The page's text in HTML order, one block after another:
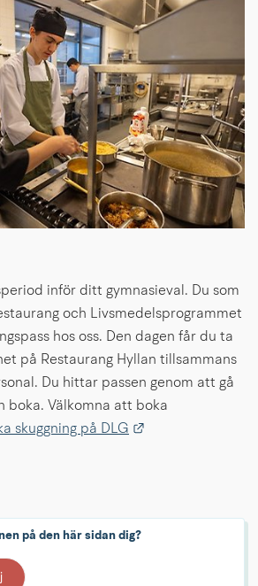
inför ditt gymnasieval. Du som
och Livsmedelsprogrammet
hos oss. Den dagen får du ta
på Restaurang Hyllan tillsammans
Du hittar passen genom att gå
boka. Välkomna att boka
skuggning på DLG
på den här sidan dig?